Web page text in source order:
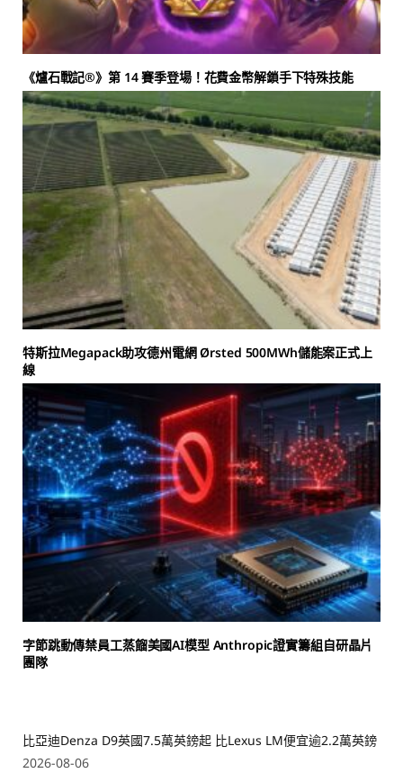
《爐石戰記®》第 14 賽季登場！花費金幣解鎖手下特殊技能
特斯拉Megapack助攻德州電網 Ørsted 500MWh儲能案正式上
線
字節跳動傳禁員工蒸餾美國AI模型 Anthropic證實籌組自研晶片
團隊
比亞迪Denza D9英國7.5萬英鎊起 比Lexus LM便宜逾2.2萬英鎊
2026-08-06